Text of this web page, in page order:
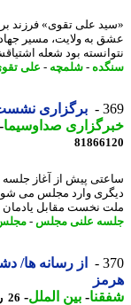
علی تقوی» فرزند برومند
به ولایت، مسیر جهاد را
بود شعله اشتیاقش
-شلمچه-علی تقوی-
برگزاری نشست
صداوسیما-
پیش از آغاز جلسه
وارد مجلس می شوند.
نخست مقابل یادمان
علنی مجلس-مجلس-
از رسانه ها/
-بین الملل-